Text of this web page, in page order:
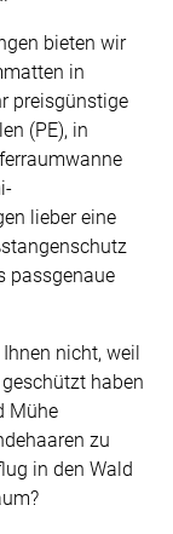
bieten wir
in
preisgünstige
(PE), in
lieber eine
passgenaue
nicht, weil
haben
Mühe
zu
in den Wald